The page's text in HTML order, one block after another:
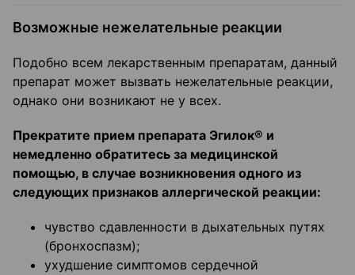
Возможные нежелательные реакции
Подобно всем лекарственным препаратам, данный
препарат может вызвать нежелательные реакции,
однако они возникают не у всех.
Прекратите прием препарата Эгилок® и
немедленно обратитесь за медицинской
помощью, в случае возникновения одного из
следующих признаков аллергической реакции:
чувство сдавленности в дыхательных путях
(бронхоспазм);
ухудшение симптомов сердечной